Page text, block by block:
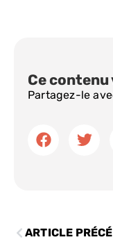
Ce contenu
Partagez-le
ARTICLE